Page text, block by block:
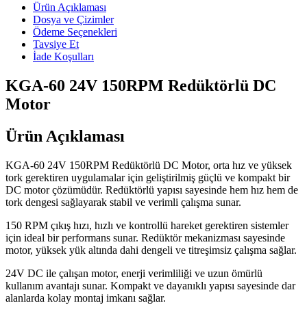
Ürün Açıklaması
Dosya ve Çizimler
Ödeme Seçenekleri
Tavsiye Et
İade Koşulları
KGA-60 24V 150RPM Redüktörlü DC
Motor
Ürün Açıklaması
KGA-60 24V 150RPM Redüktörlü DC Motor, orta hız ve yüksek
tork gerektiren uygulamalar için geliştirilmiş güçlü ve kompakt bir
DC motor çözümüdür. Redüktörlü yapısı sayesinde hem hız hem de
tork dengesi sağlayarak stabil ve verimli çalışma sunar.
150 RPM çıkış hızı, hızlı ve kontrollü hareket gerektiren sistemler
için ideal bir performans sunar. Redüktör mekanizması sayesinde
motor, yüksek yük altında dahi dengeli ve titreşimsiz çalışma sağlar.
24V DC ile çalışan motor, enerji verimliliği ve uzun ömürlü
kullanım avantajı sunar. Kompakt ve dayanıklı yapısı sayesinde dar
alanlarda kolay montaj imkanı sağlar.